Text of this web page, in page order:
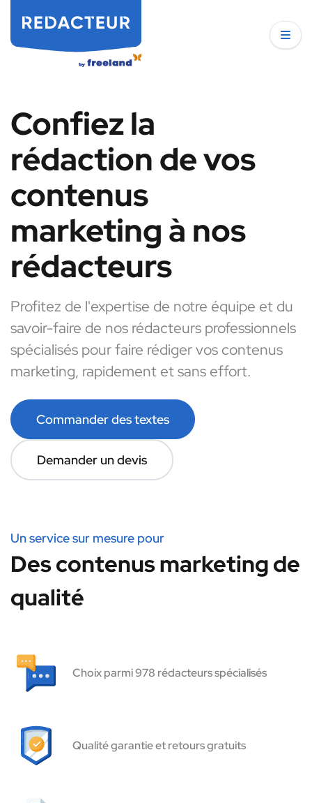
Confiez la
rédaction de vos
contenus
marketing à nos
rédacteurs
Profitez de l'expertise de notre équipe et du
savoir-faire de nos rédacteurs professionnels
spécialisés pour faire rédiger vos contenus
marketing, rapidement et sans effort.
Commander des textes
Demander un devis
Un service sur mesure pour
Des contenus marketing de
qualité
Choix parmi 978 rédacteurs spécialisés
Qualité garantie et retours gratuits